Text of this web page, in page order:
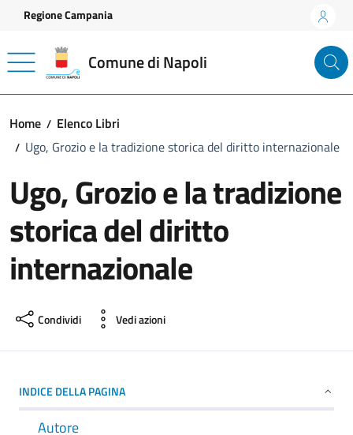
Vai ai contenuti
Vai al footer
Regione Campania
Comune di Napoli
Home
Elenco Libri
Ugo, Grozio e la tradizione storica del diritto internazionale
Ugo, Grozio e la tradizione
storica del diritto
internazionale
Condividi Vedi azioni
INDICE DELLA PAGINA
Autore